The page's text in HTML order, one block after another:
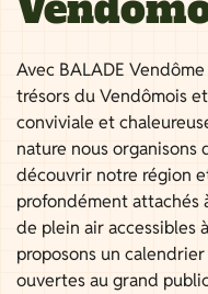
Avec BALADE
trésors du Vendômois
conviviale et
nature nous organisons
découvrir notre région
profondément attachés
de plein air accessibles
proposons un
ouvertes au grand